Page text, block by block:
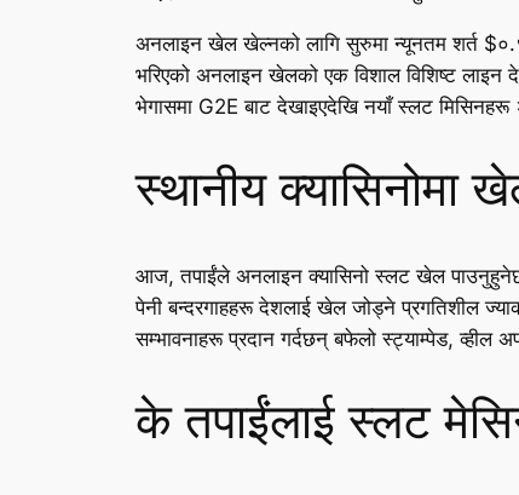
अनलाइन खेल खेल्नको लागि सुरुमा न्यूनतम शर्त
भरिएको अनलाइन खेलको एक विशाल विशिष्ट लाइन
भेगासमा G2E बाट देखाइएदेखि नयाँ स्लट मिसिनहरू
स्थानीय क्यासिनोमा
आज, तपाईंले अनलाइन क्यासिनो स्लट खेल
पेनी बन्दरगाहहरू देशलाई खेल जोड्ने प्रगतिशील
सम्भावनाहरू प्रदान गर्दछन् बफेलो स्ट्याम्पेड, व्हील
के तपाईंलाई स्लट